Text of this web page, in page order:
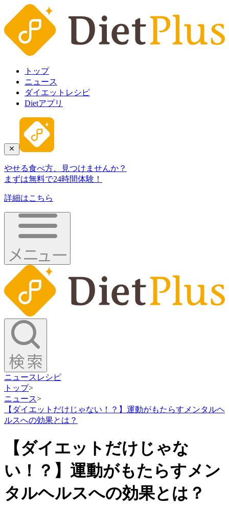
トップ
ニュース
ダイエットレシピ
Dietアプリ
やせる食べ方、見つけませんか？
まずは無料で24時間体験！
詳細はこちら
ニュース レシピ
トップ>
ニュース>
【ダイエットだけじゃない！？】運動がもたらすメンタルヘ
ルスへの効果とは？
【ダイエットだけじゃな
い！？】運動がもたらすメン
タルヘルスへの効果とは？